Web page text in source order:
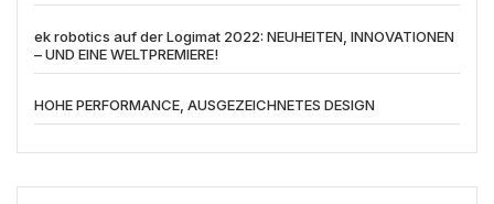
ek robotics auf der Logimat 2022: NEUHEITEN, INNOVATIONEN
– UND EINE WELTPREMIERE!
HOHE PERFORMANCE, AUSGEZEICHNETES DESIGN